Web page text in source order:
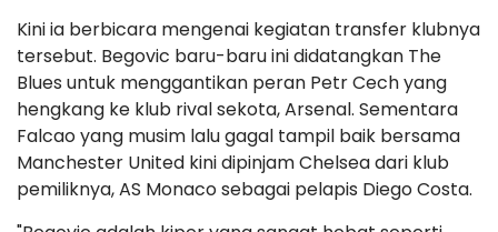
Kini ia berbicara mengenai kegiatan transfer klubnya
tersebut. Begovic baru-baru ini didatangkan The
Blues untuk menggantikan peran Petr Cech yang
hengkang ke klub rival sekota, Arsenal. Sementara
Falcao yang musim lalu gagal tampil baik bersama
Manchester United kini dipinjam Chelsea dari klub
pemiliknya, AS Monaco sebagai pelapis Diego Costa.